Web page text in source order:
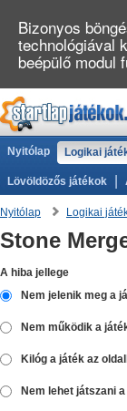
Nyitólap Logikai
Lövöldözős játékok
Nyitólap Logikai
Stone
A hiba jellege
Nem jelenik meg a
Nem működik a
Kilóg a játék az
Nem lehet játszani
Bizonyos
technológiával
beépülő modul